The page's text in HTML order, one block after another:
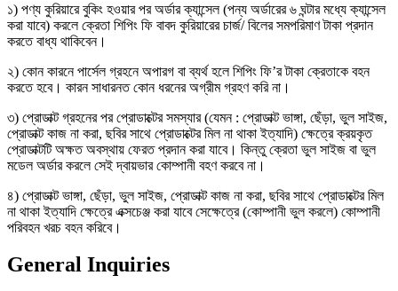
১) পণ্য কুরিয়ারে বুকিং হওয়ার পর অর্ডার ক্যান্সেল (পন্য অর্ডারের ৬ ঘন্টার মধ্যে ক্যান্সেল
করা যাবে) করলে ক্রেতা শিপিং ফি বাবদ কুরিয়ারের চার্জ/ বিলের সমপরিমাণ টাকা প্রদান
করতে বাধ্য থাকিবেন।
২) কোন কারনে পার্সেল গ্রহনে অপারগ বা ব্যর্থ হলে শিপিং ফি’র টাকা ক্রেতাকে বহন
করতে হবে। কারন সাধারনত কোন ধরনের অগ্রীম গ্রহণ করি না।
৩) প্রোডাক্ট গ্রহনের পর প্রোডাক্টের সমস্যার (যেমন : প্রোডাক্ট ভাঙ্গা, ছেঁড়া, ভুল সাইজ,
প্রোডাক্ট কাজ না করা, ছবির সাথে প্রোডাক্টের মিল না থাকা ইত্যাদি) ক্ষেত্রে ক্রয়কৃত
প্রোডাক্টটি অক্ষত অবস্থায় ফেরত প্রদান করা যাবে। কিন্তু ক্রেতা ভুল সাইজ বা ভুল
মডেল অর্ডার করলে সেই দ্বায়ভার কোম্পানী বহণ করবে না।
৪) প্রোডাক্ট ভাঙ্গা, ছেঁড়া, ভুল সাইজ, প্রোডাক্ট কাজ না করা, ছবির সাথে প্রোডাক্টের মিল
না থাকা ইত্যাদি ক্ষেত্রে এক্সচেঞ্জ করা যাবে সেক্ষেত্রে (কোম্পানী ভুল করলে) কোম্পানী
পরিবহন খরচ বহন করিবে।
General Inquiries